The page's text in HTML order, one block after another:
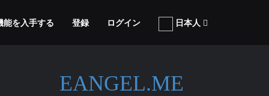
を入手する 登録 ログイン 日本人
EANGEL.ME